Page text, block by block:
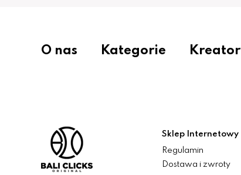
O nas Kategorie Kreator
Sklep Internetowy
Regulamin
Dostawa i zwroty